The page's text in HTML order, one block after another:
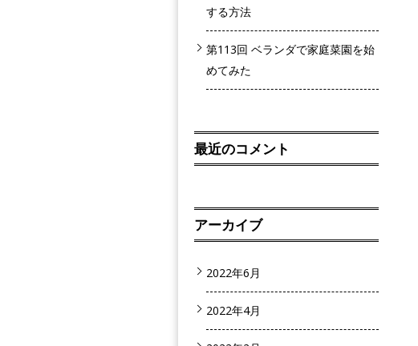
する方法
第113回 ベランダで家庭菜園を始
めてみた
最近のコメント
アーカイブ
2022年6月
2022年4月